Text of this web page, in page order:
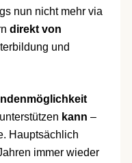
nun nicht mehr via
direkt von
und
kann –
Hauptsächlich
immer wieder